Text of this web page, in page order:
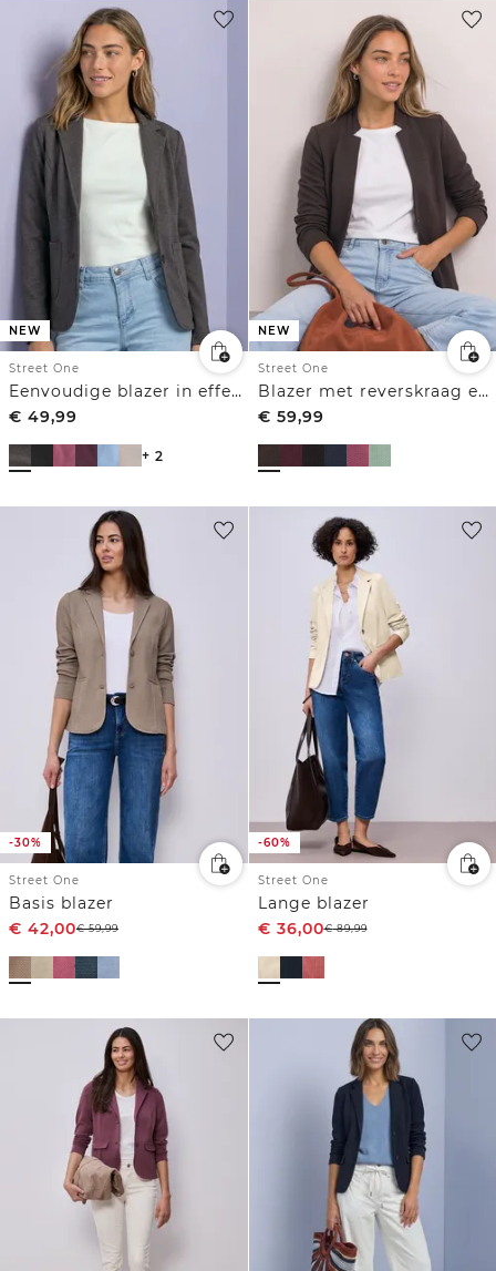
NEW
Street One
Eenvoudige blazer in effen kleur
€ 49,99
+ 2
NEW
Street One
Blazer met reverskraag en structuur
€ 59,99
-30%
Street One
Basis blazer
€ 42,00€59,99
-60%
Street One
Lange blazer
€ 36,00€89,99